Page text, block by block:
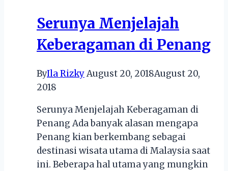
Serunya Menjelajah
Keberagaman di Penang
ByIla RizkyAugust 20, 2018August 20,
2018
Serunya Menjelajah Keberagaman di
Penang Ada banyak alasan mengapa
Penang kian berkembang sebagai
destinasi wisata utama di Malaysia saat
ini. Beberapa hal utama yang mungkin